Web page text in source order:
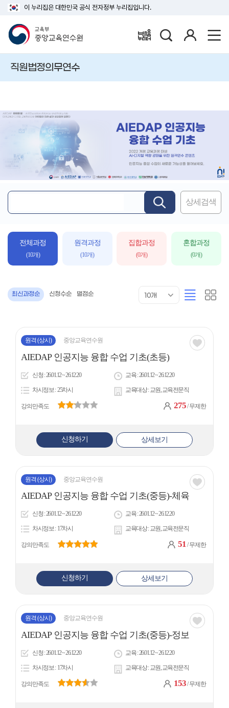
이 누리집은 대한민국 공식 전자정부 누리집입니다.
배움누리터
직원법정의무연수
심
상세검색
전체과정
(10개)
원격과정
(10개)
집합과정
(0개)
혼합과정
(0개)
최신과정순 신청수순 별점순
목
록
10개
리
스
카
드
원격 (상시) 중앙교육연수원 관심
AIEDAP 인공지능 융합 수업 기초(초등)
신청 26.01.12 ~ 26.12.20 교육 26.01.12 ~ 26.12.20
차시정보 25차시 교육대상 교원, 교육전문직
강의만족도 275/ 무제한
신청하기 상세보기
원격 (상시) 중앙교육연수원 관심
AIEDAP 인공지능 융합 수업 기초(중등)-체육
신청 26.01.12 ~ 26.12.20 교육 26.01.12 ~ 26.12.20
차시정보 17차시 교육대상 교원, 교육전문직
강의만족도 51/ 무제한
신청하기 상세보기
원격 (상시) 중앙교육연수원 관심
AIEDAP 인공지능 융합 수업 기초(중등)-정보
신청 26.01.12 ~ 26.12.20 교육 26.01.12 ~ 26.12.20
차시정보 17차시 교육대상 교원, 교육전문직
강의만족도 153/ 무제한